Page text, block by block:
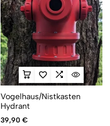
Vogelhaus/Nistkasten
Hydrant
39,90 €